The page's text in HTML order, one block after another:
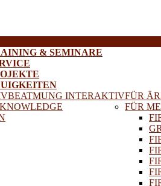
& SEMINARE
FÜR
INTERAKTIV
FÜR